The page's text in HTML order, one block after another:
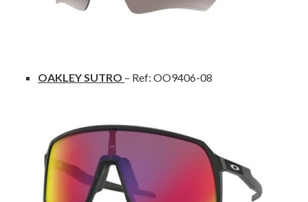
OAKLEY SUTRO – Ref: OO9406-08